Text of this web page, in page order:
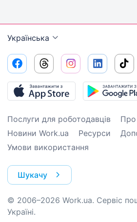
Українська
Послуги для роботодавців Про
Новини Work.ua
Ресурси
Умови використання
Шукачу
© 2006–2026 Work.ua. Сервіс
Україні.